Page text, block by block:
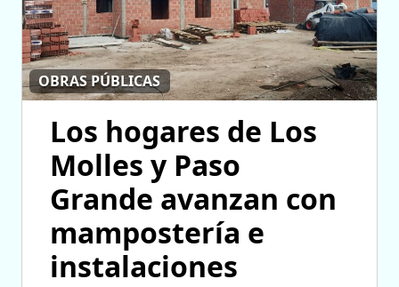
OBRAS PÚBLICAS
Los hogares de Los
Molles y Paso
Grande avanzan con
mampostería e
instalaciones